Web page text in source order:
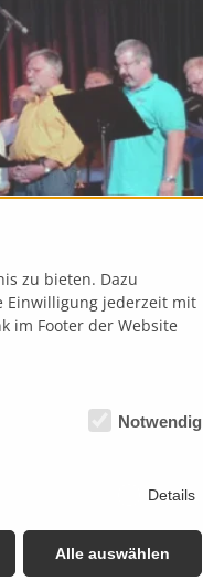
zu bieten. Dazu
Einwilligung jederzeit mit
im Footer der Website
Notwendig
Details
Alle auswählen